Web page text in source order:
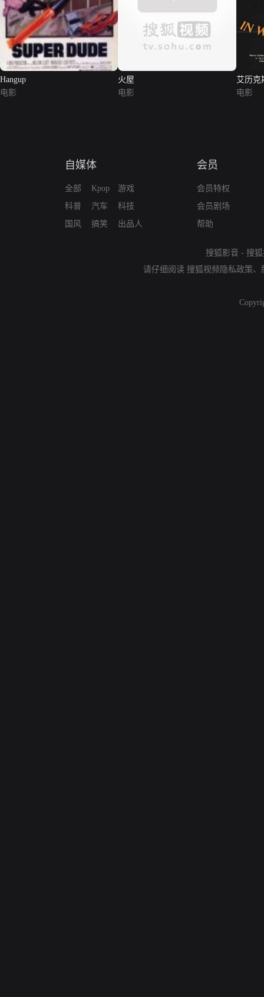
Hangup
电影
火屋
电影
艾历克
电影
自媒体
全部
科普
国风
Kpop
汽车
搞笑
游戏
科技
出品人
会员
会员特权
会员剧场
帮助
搜狐影音 - 搜
请仔细阅读 搜狐视频隐私政策、